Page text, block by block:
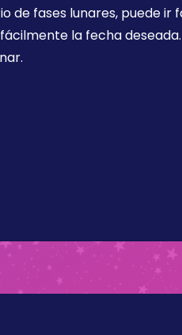
de fases lunares, puede ir
la fecha